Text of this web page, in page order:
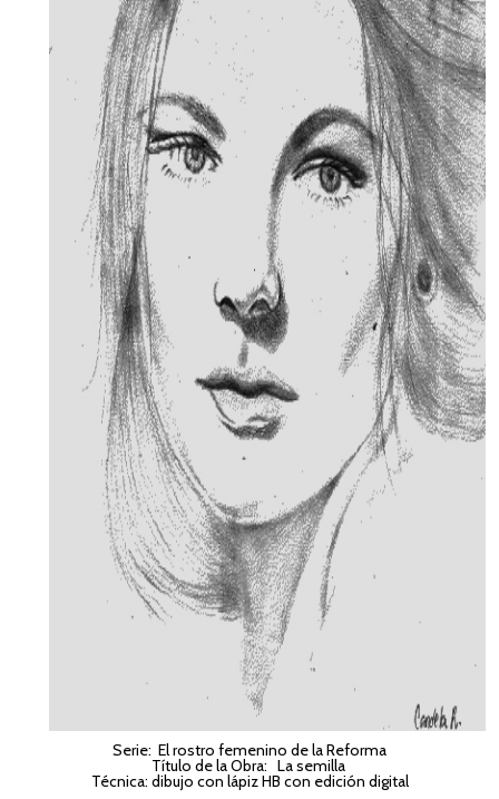
Serie: El rostro femenino de la Reforma
Título de la Obra: La semilla
Técnica: dibujo con lápiz HB con edición digital